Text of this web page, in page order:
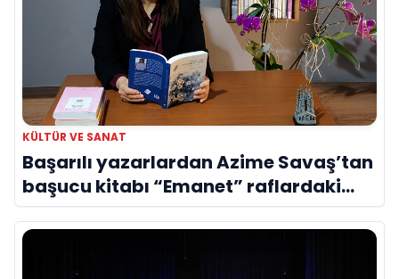
KÜLTÜR VE SANAT
Başarılı yazarlardan Azime Savaş’tan
başucu kitabı “Emanet” raflardaki
yerini aldı